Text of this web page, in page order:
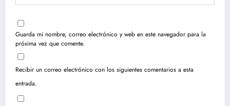
Guarda mi nombre, correo electrónico y web en este navegador para la
próxima vez que comente.
Recibir un correo electrónico con los siguientes comentarios a esta
entrada.